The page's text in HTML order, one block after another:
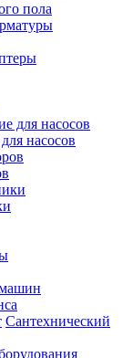
пола
насосов
Сантехнический